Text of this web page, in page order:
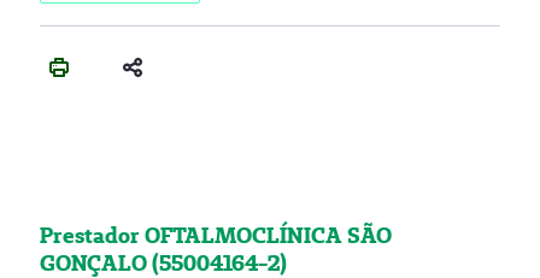
Prestador OFTALMOCLÍNICA SÃO
GONÇALO (55004164-2)